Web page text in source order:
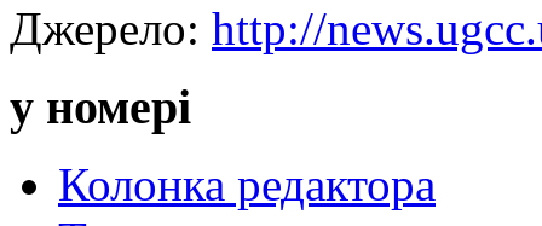
Джерело: http://
у номері
Колонка редактора